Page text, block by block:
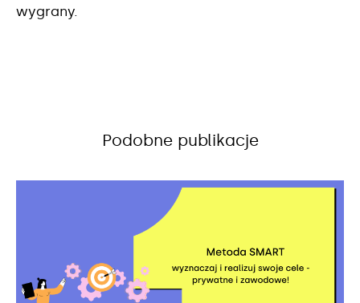
wygrany.
Podobne publikacje